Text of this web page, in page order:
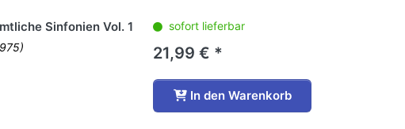
Sinfonien Vol. 1 sofort lieferbar
21,99 € *
In den Warenkorb